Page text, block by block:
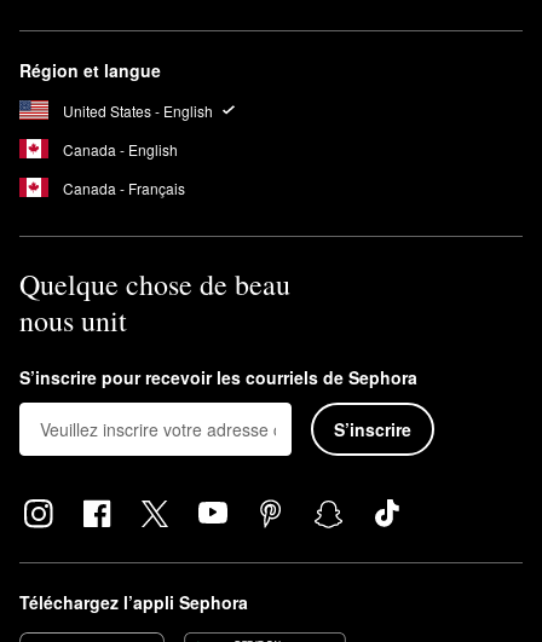
Région et langue
United States - English
Canada - English
Canada - Français
Quelque chose de beau
nous unit
S’inscrire pour recevoir les courriels de Sephora
S’inscrire
Téléchargez l’appli Sephora